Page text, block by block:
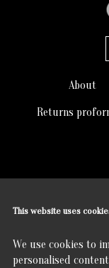
About
Returns
This website uses
We use cookies to
personalised